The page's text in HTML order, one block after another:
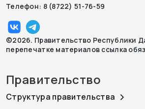
Телефон: 8 (8722) 51-76-59
©2026. Правительство Республики
перепечатке материалов ссылка
Правительство
Структура правительства